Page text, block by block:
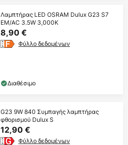
Λαμπτήρας LED OSRAM Dulux G23 S7
EM/AC 3.5W 3,000K
8,90 €
Φύλλο δεδομένων
Διαθέσιμο
G23 9W 840 Συμπαγής λαμπτήρας
φθορισμού Dulux S
12,90 €
Φύλλο δεδομένων